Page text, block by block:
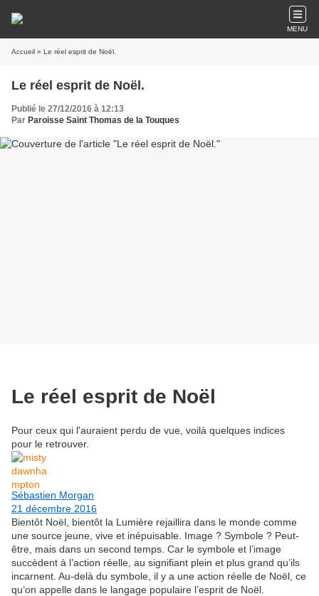
MENU
Accueil » Le réel esprit de Noël.
Le réel esprit de Noël.
Publié le 27/12/2016 à 12:13
Par Paroisse Saint Thomas de la Touques
Le réel esprit de Noël
Pour ceux qui l'auraient perdu de vue, voilà quelques indices
pour le retrouver.
Sébastien Morgan
21 décembre 2016
Bientôt Noël, bientôt la Lumière rejaillira dans le monde comme
une source jeune, vive et inépuisable. Image ? Symbole ? Peut-
être, mais dans un second temps. Car le symbole et l’image
succèdent à l’action réelle, au signifiant plein et plus grand qu’ils
incarnent. Au-delà du symbole, il y a une action réelle de Noël, ce
qu’on appelle dans le langage populaire l’esprit de Noël.